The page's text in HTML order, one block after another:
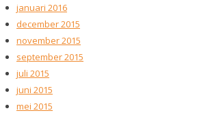
januari 2016
december 2015
november 2015
september 2015
juli 2015
juni 2015
mei 2015